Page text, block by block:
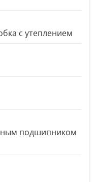
с утеплением
подшипником